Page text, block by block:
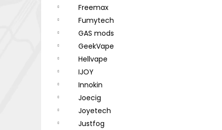
Freemax
Fumytech
GAS mods
GeekVape
Hellvape
IJOY
Innokin
Joecig
Joyetech
Justfog